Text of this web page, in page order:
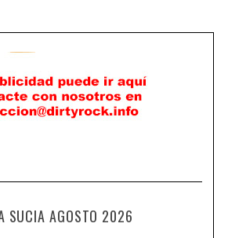
SUCIA AGOSTO 2026